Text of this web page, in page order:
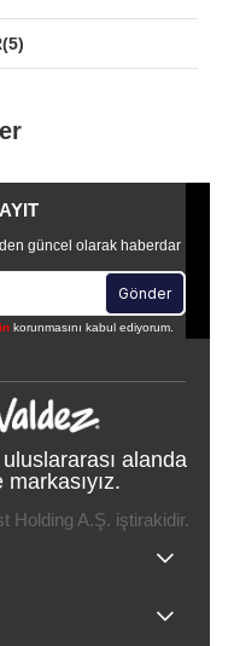
(5)
güncel olarak haberdar
Gönder
korunmasını kabul ediyorum.
alanda
Holding A.Ş. iştirakidir.